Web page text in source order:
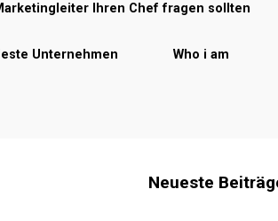
Ihren Chef fragen sollten
Unternehmen Who i am
Neueste